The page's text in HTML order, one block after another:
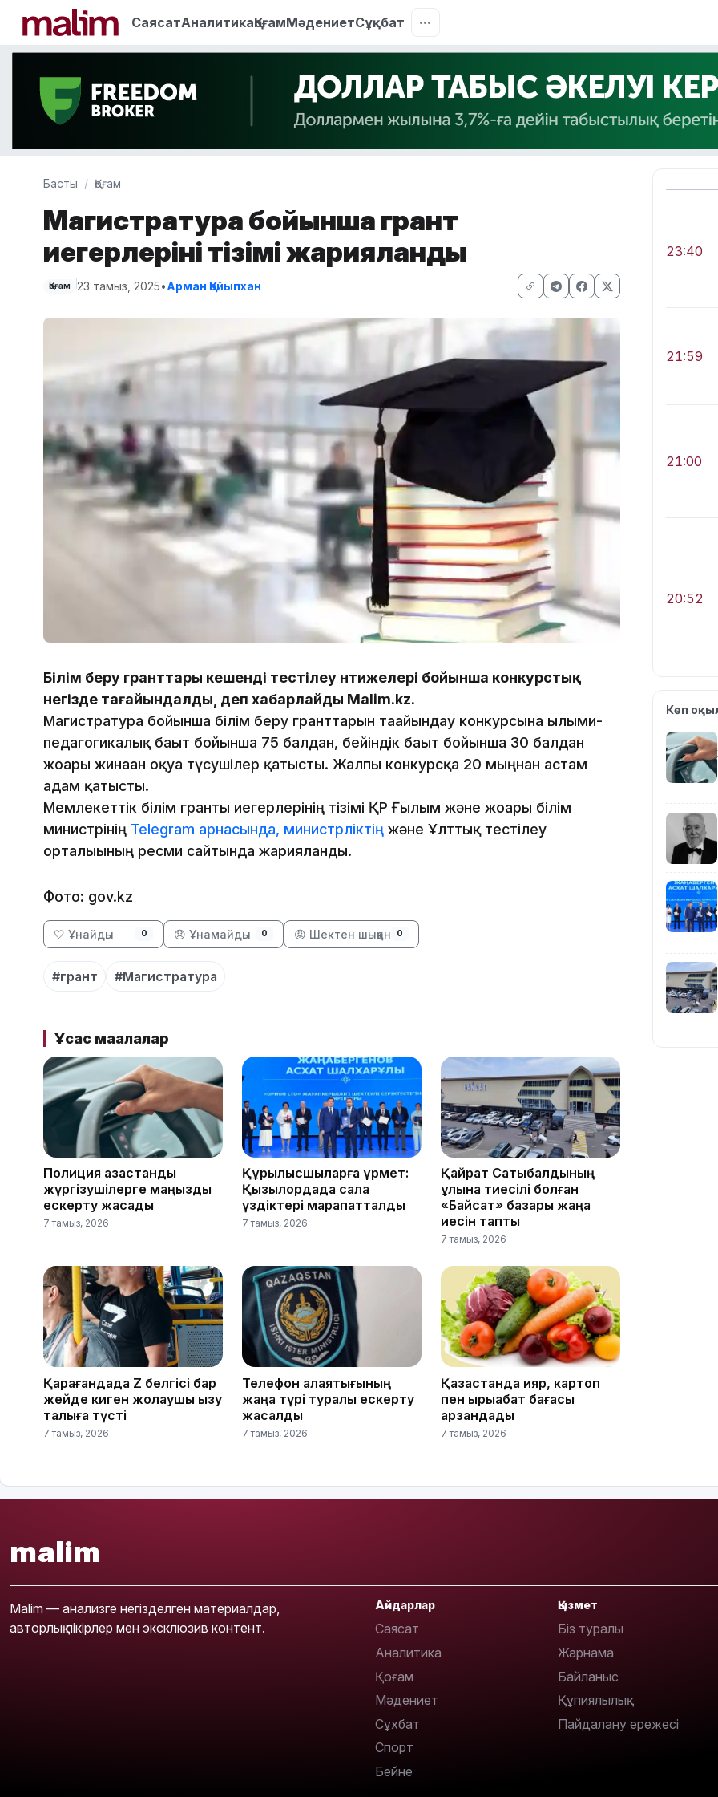
СаясатАналитикаҚоғамМәдениетСұқбат
Басты Қоғам
Магистратура бойынша грант
иегерлерінің тізімі жарияланды
Қоғам 23 тамыз, 2025•Арман Қайыпхан
Білім беру гранттары кешенді тестілеу нәтижелері бойынша конкурстық
негізде тағайындалды, деп хабарлайды Malim.kz.
Магистратура бойынша білім беру гранттарын тағайындау конкурсына ғылыми-
педагогикалық бағыт бойынша 75 балдан, бейіндік бағыт бойынша 30 балдан
жоғары жинаған оқуға түсушілер қатысты. Жалпы конкурсқа 20 мыңнан астам
адам қатысты.
Мемлекеттік білім гранты иегерлерінің тізімі ҚР Ғылым және жоғары білім
министрінің Telegram арнасында, министрліктің және Ұлттық тестілеу
орталығының ресми сайтында жарияланды.
Фото: gov.kz
🤍 Ұнайды 0 😞 Ұнамайды 0 😡 Шектен шыққан 0
#грант #Магистратура
Ұқсас мақалалар
Полиция қазақстандық
жүргізушілерге маңызды
ескерту жасады
7 тамыз, 2026
Құрылысшыларға құрмет:
Қызылордада сала
үздіктері марапатталды
7 тамыз, 2026
Қайрат Сатыбалдының
ұлына тиесілі болған
«Байсат» базары жаңа
иесін тапты
7 тамыз, 2026
Қарағандада Z белгісі бар
жейде киген жолаушы қызу
талқыға түсті
7 тамыз, 2026
Телефон алаяқтығының
жаңа түрі туралы ескерту
жасалды
7 тамыз, 2026
Қазақстанда қияр, картоп
пен қырыққабат бағасы
арзандады
7 тамыз, 2026
23:40
21:59
21:00
20:52
19:39
17:34
Көп
malim
Malim — анализге негізделген материалдар,
авторлық пікірлер мен эксклюзив контент.
Айдарлар
Саясат
Аналитика
Қоғам
Мәдениет
Сұхбат
Спорт
Бейне
Қызмет
Біз туралы
Жарнама
Байланыс
Құпиялылық
Пайдалану ережесі